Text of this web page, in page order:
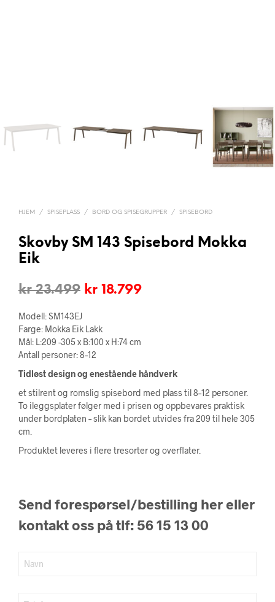
HJEM / SPISEPLASS / BORD OG SPISEGRUPPER / SPISEBORD
Skovby SM 143 Spisebord Mokka
Eik
kr23.499 Opprinnelig
var:
kr 23.499.
kr 18.799Nåværende
Modell: SM143EJ
Farge: Mokka Eik Lakk
Mål: L:209 -305 x B:100 x H:74 cm
Antall personer: 8–12
Tidløst design og enestående håndverk
et stilrent og romslig spisebord med plass til 8–12 personer.
To ileggsplater følger med i prisen og oppbevares praktisk
under bordplaten – slik kan bordet utvides fra 209 til hele 305
cm.
Produktet leveres i flere tresorter og overflater.
Send forespørsel/bestilling her eller
kontakt oss på tlf: 56 15 13 00